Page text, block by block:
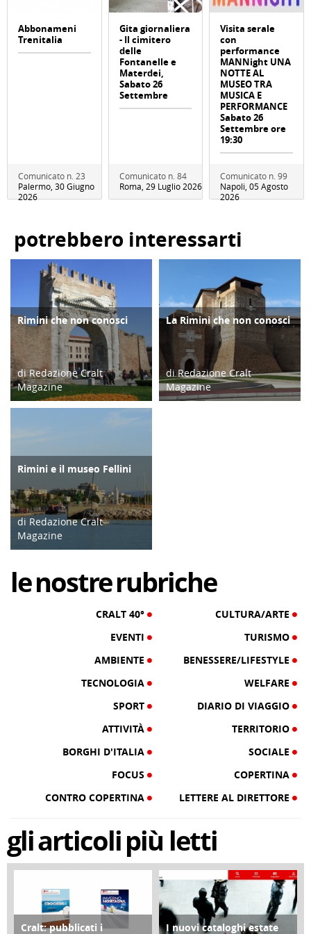
Abbonameni
Trenitalia
Comunicato n. 23
Palermo, 30 Giugno
2026
Gita giornaliera
- Il cimitero
delle
Fontanelle e
Materdei,
Sabato 26
Settembre
Comunicato n. 84
Roma, 29 Luglio 2026
Visita serale
con
performance
MANNight UNA
NOTTE AL
MUSEO TRA
MUSICA E
PERFORMANCE
Sabato 26
Settembre ore
19:30
Comunicato n. 99
Napoli, 05 Agosto
2026
potrebbero interessarti
ATTIVITÀ
Rimini che non conosci
di Redazione Cralt
Magazine
26/03/18
TERRITORIO
La Rimini che non conosci
di Redazione Cralt
Magazine
ATTIVITÀ
Rimini e il museo Fellini
di Redazione Cralt
Magazine
lenostrerubriche
CRALT 40°
CULTURA/ARTE
EVENTI
TURISMO
AMBIENTE
BENESSERE/LIFESTYLE
TECNOLOGIA
WELFARE
SPORT
DIARIO DI VIAGGIO
ATTIVITÀ
TERRITORIO
BORGHI D'ITALIA
SOCIALE
FOCUS
COPERTINA
CONTRO COPERTINA
LETTERE AL DIRETTORE
gliarticolipiù letti
COPERTINA
Cralt: pubblicati i
CONTRO COPERTINA
I nuovi cataloghi estate